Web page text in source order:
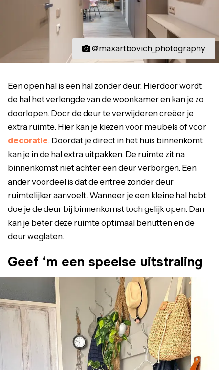
@maxartbovich_photography
Een open hal is een hal zonder deur. Hierdoor wordt
de hal het verlengde van de woonkamer en kan je zo
doorlopen. Door de deur te verwijderen creëer je
extra ruimte. Hier kan je kiezen voor meubels of voor
decoratie. Doordat je direct in het huis binnenkomt
kan je in de hal extra uitpakken. De ruimte zit na
binnenkomst niet achter een deur verborgen. Een
ander voordeel is dat de entree zonder deur
ruimtelijker aanvoelt. Wanneer je een kleine hal hebt
doe je de deur bij binnenkomst toch gelijk open. Dan
kan je beter deze ruimte optimaal benutten en de
deur weglaten.
Geef ‘m een speelse uitstraling